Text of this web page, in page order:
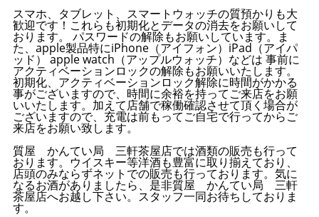
スマホ、タブレット、スマートウォッチの質預かりも大
歓迎です！これらも初期化とデータの消去をお願いして
おります。 パスワードの解除もお願いしています。ま
た、apple製品特にiPhone（アイフォン）iPad（アイパ
ッド） apple watch（アップルウォッチ）などは 事前に
アクティベーションロックの解除もお願いいたします。
初期化、アクティベーションロック解除に時間がかかる
事がございますので、時間に余裕を持ってご来店をお願
いいたします。加えて店舗で稼働確認させて頂く場合が
ございますので、充電は前もってご自宅で行ってからご
来店をお願い致します。
質屋 かんてい局 三軒茶屋店では酒類の販売も行って
おります。ウイスキー等洋酒も豊富に取り揃えており、
店頭のみならずネットでの販売も行っております。気に
なるお酒がありましたら、是非質屋 かんてい局 三軒
茶屋店へお越し下さい。スタッフ一同お待ちしておりま
す。